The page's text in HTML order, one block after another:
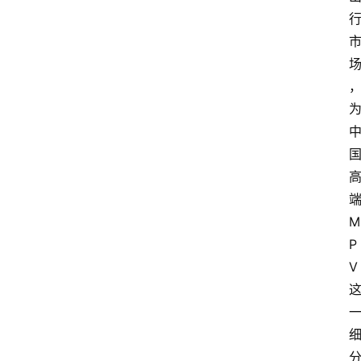
行
市
场
，
为
中
国
高
端
M
P
V
这
一
细
分